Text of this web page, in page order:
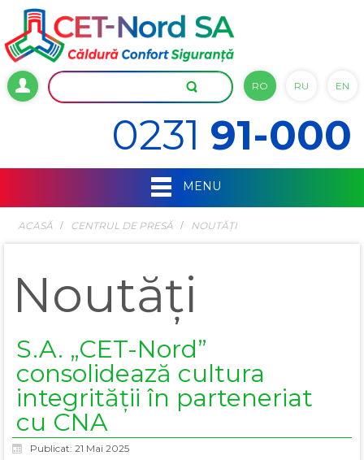
RO RU EN
0231 91-000
MENU
ACASĂ СENTRUL DE PRESĂ NOUTĂȚI
Noutăți
S.A. „CET-Nord”
consolidează cultura
integrității în parteneriat
cu CNA
Publicat: 21 Mai 2025